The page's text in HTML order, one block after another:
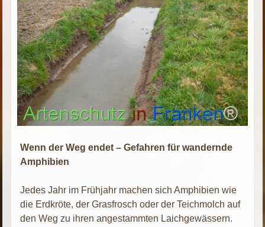
Wenn der Weg endet – Gefahren für wandernde
Amphibien
Jedes Jahr im Frühjahr machen sich Amphibien wie
die Erdkröte, der Grasfrosch oder der Teichmolch auf
den Weg zu ihren angestammten Laichgewässern.